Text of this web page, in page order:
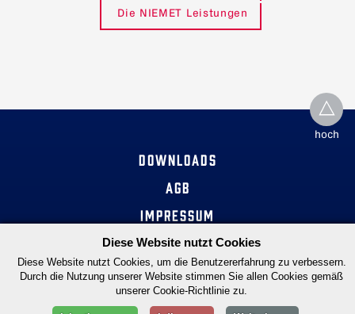
Die NIEMET Leistungen
DOWNLOADS
AGB
IMPRESSUM
DATENSCHUTZ
hoch
Diese Website nutzt Cookies
Diese Website nutzt Cookies, um die Benutzererfahrung zu verbessern.
Durch die Nutzung unserer Website stimmen Sie allen Cookies gemäß
unserer Cookie-Richtlinie zu.